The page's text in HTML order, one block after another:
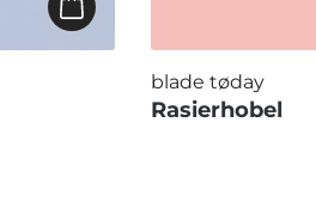
blade tøday
Rasierhobel